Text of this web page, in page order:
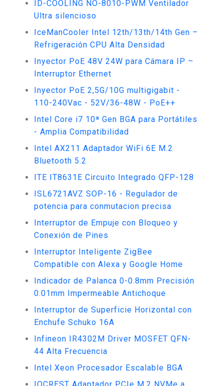
ID-COOLING NO-8010-PWM Ventilador
Ultra silencioso
IceManCooler Intel 12th/13th/14th Gen –
Refrigeración CPU Alta Densidad
Inyector PoE 48V 24W para Cámara IP –
Interruptor Ethernet
Inyector PoE 2,5G/10G multigigabit -
110-240Vac - 52V/36-48W - PoE++
Intel Core i7 10ª Gen BGA para Portátiles
- Amplia Compatibilidad
Intel AX211 Adaptador WiFi 6E M.2
Bluetooth 5.2
ITE IT8631E Circuito Integrado QFP-128
ISL6721AVZ SOP-16 - Regulador de
potencia para conmutacion precisa
Interruptor de Empuje con Bloqueo y
Conexión de Pines
Interruptor Inteligente ZigBee
Compatible con Alexa y Google Home
Indicador de Palanca 0-0.8mm Precisión
0.01mm Impermeable Antichoque
Interruptor de Superficie Horizontal con
Enchufe Schuko 16A
Infineon IR4302M Driver MOSFET QFN-
44 Alta Frecuencia
Intel Xeon Procesador Escalable BGA